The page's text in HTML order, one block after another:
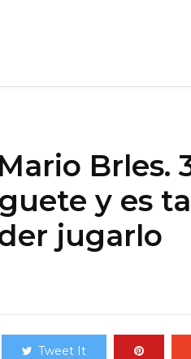
Brles.
y es
jugarlo
Tweet It